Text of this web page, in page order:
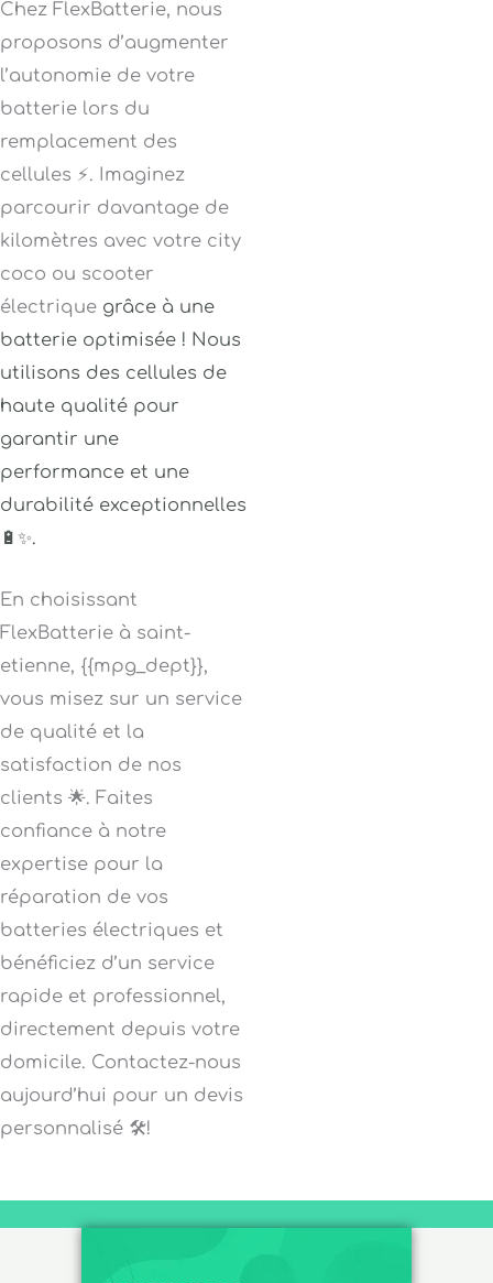
Chez FlexBatterie, nous
proposons d’augmenter
l’autonomie de votre
batterie lors du
remplacement des
cellules ⚡. Imaginez
parcourir davantage de
kilomètres avec votre city
coco ou scooter
électrique grâce à une
batterie optimisée ! Nous
utilisons des cellules de
haute qualité pour
garantir une
performance et une
durabilité exceptionnelles
🔋✨.
En choisissant
FlexBatterie à saint-
etienne, {{mpg_dept}},
vous misez sur un service
de qualité et la
satisfaction de nos
clients 🌟. Faites
confiance à notre
expertise pour la
réparation de vos
batteries électriques et
bénéficiez d’un service
rapide et professionnel,
directement depuis votre
domicile. Contactez-nous
aujourd’hui pour un devis
personnalisé 🛠️!